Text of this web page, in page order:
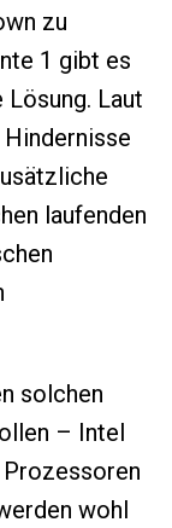
zu
1 gibt es
Laut
laufenden
solchen
– Intel
wohl